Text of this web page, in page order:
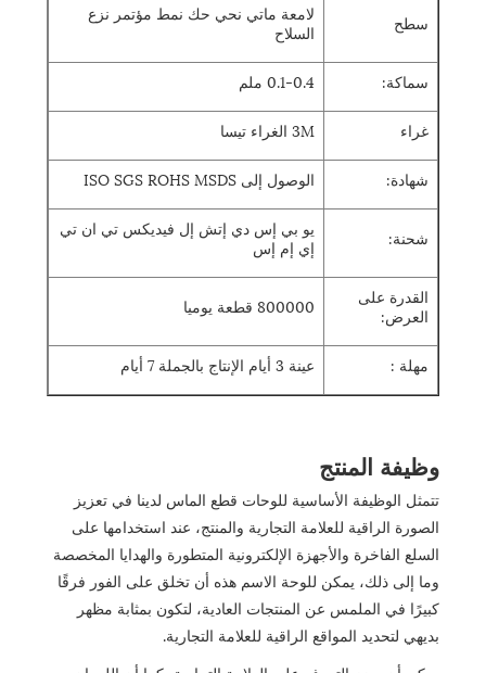
سطح
لامعة ماتي نحي حك نمط مؤتمر نزع
السلاح
سماكة: 0.1-0.4 ملم
غراء 3M الغراء تيسا
شهادة: الوصول إلى ISO SGS ROHS MSDS
شحنة:
يو بي إس دي إتش إل فيديكس تي ان تي
إي إم إس
القدرة على
العرض:
800000 قطعة يوميا
مهلة : عينة 3 أيام الإنتاج بالجملة 7 أيام
وظيفة المنتج
تتمثل الوظيفة الأساسية للوحات قطع الماس لدينا في تعزيز
الصورة الراقية للعلامة التجارية والمنتج، عند استخدامها على
السلع الفاخرة والأجهزة الإلكترونية المتطورة والهدايا المخصصة
وما إلى ذلك، يمكن للوحة الاسم هذه أن تخلق على الفور فرقًا
كبيرًا في الملمس عن المنتجات العادية، لتكون بمثابة مظهر
بديهي لتحديد المواقع الراقية للعلامة التجارية.